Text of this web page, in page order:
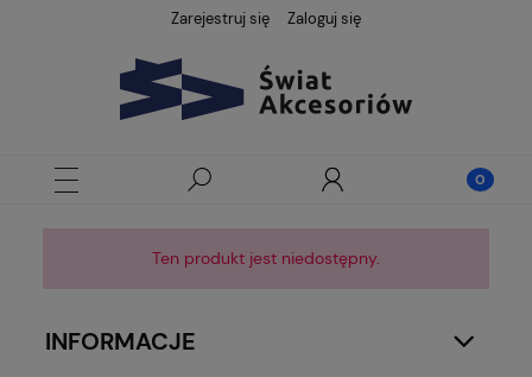
Zarejestruj się Zaloguj się
Ten produkt jest niedostępny.
INFORMACJE